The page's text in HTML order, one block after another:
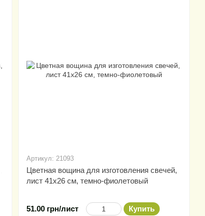
Артикул: 21093
Цветная вощина для изготовления свечей,
лист 41х26 см, темно-фиолетовый
51.00 грн/лист Купить